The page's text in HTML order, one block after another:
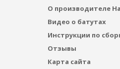
О производителе
Видео о батутах
Инструкции по
Отзывы
Карта сайта